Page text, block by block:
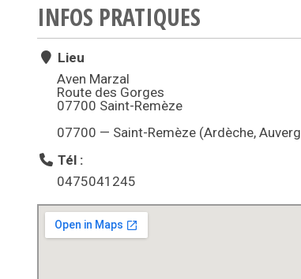
INFOS PRATIQUES
Lieu
Aven Marzal
Route des Gorges
07700 Saint-Remèze
07700 — Saint-Remèze (Ardèche,
Tél :
0475041245